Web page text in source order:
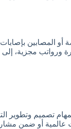
أو المصابين
ورواتب مجزية،
تصميم وتطوير
عالمية أو ضمن